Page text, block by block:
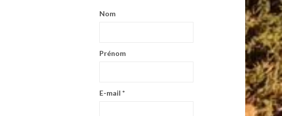
Nom
Prénom
E-mail *